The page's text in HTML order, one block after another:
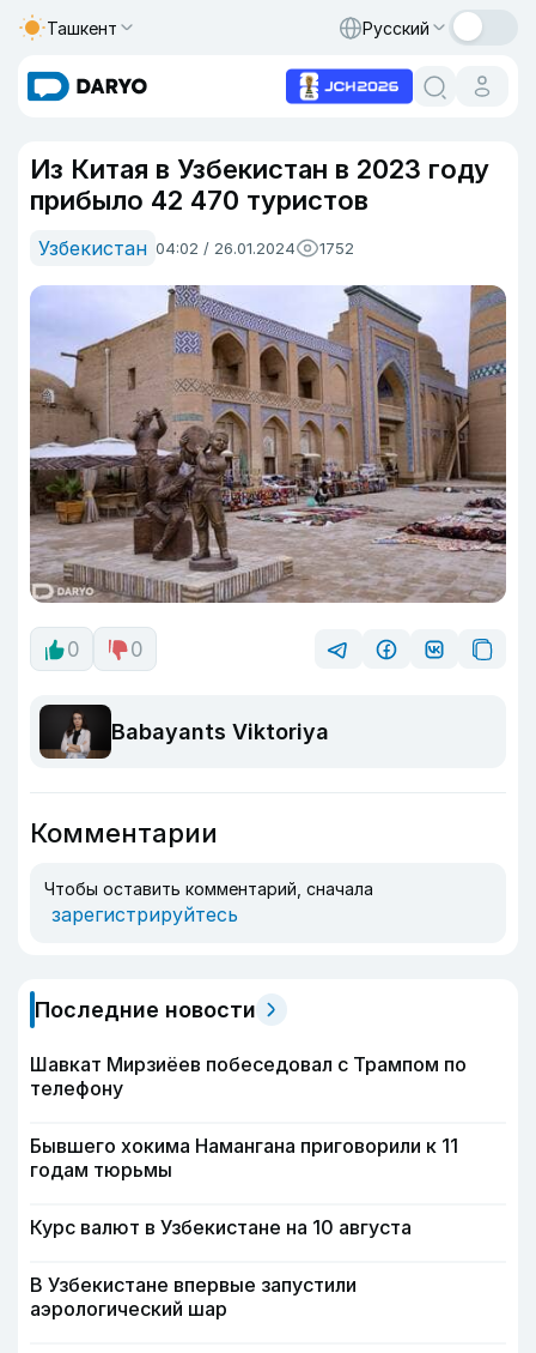
Ташкент Русский
Из Китая в Узбекистан в 2023 году
прибыло 42 470 туристов
Узбекистан 04:02 / 26.01.2024 1752
0 0
Babayants Viktoriya
Комментарии
Чтобы оставить комментарий, сначала
зарегистрируйтесь
Последние новости
Шавкат Мирзиёев побеседовал с Трампом по
телефону
Бывшего хокима Намангана приговорили к 11
годам тюрьмы
Курс валют в Узбекистане на 10 августа
В Узбекистане впервые запустили
аэрологический шар